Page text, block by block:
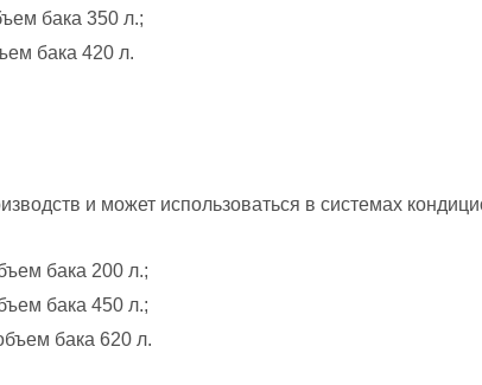
бака 350 л.;
бака 420 л.
и может использоваться в системах
бака 200 л.;
бака 450 л.;
бака 620 л.